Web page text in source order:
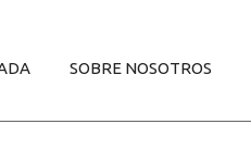
SOBRE NOSOTROS